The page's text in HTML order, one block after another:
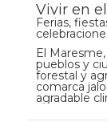
Vivir en
Ferias,
El
pueblos y
forestal y
comarca
agradable